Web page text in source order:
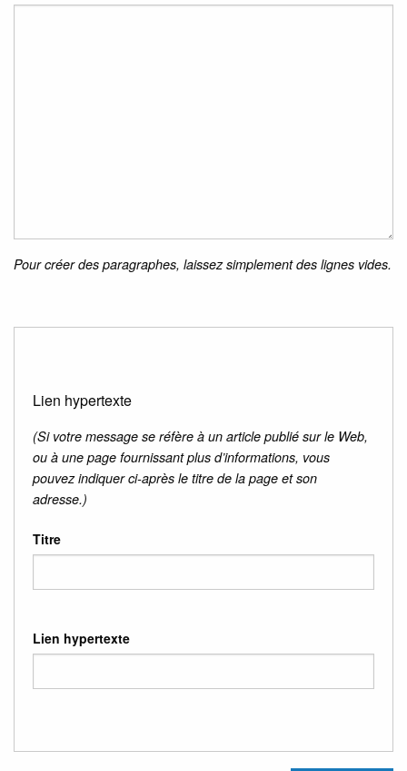
Pour créer des paragraphes, laissez simplement des lignes vides.
Lien hypertexte
(Si votre message se réfère à un article publié sur le Web,
ou à une page fournissant plus d’informations, vous
pouvez indiquer ci-après le titre de la page et son
adresse.)
Titre
Lien hypertexte